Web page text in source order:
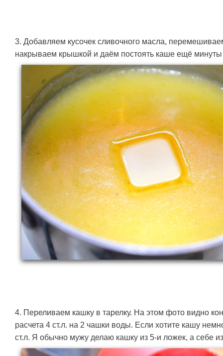
3. Добавляем кусочек сливочного масла,
накрываем крышкой и даём постоять каше ещё минуты
4. Переливаем кашку в тарелку. На этом фото видно
расчета 4 ст.л. на 2 чашки воды. Если хотите кашу
ст.л. Я обычно мужу делаю кашку из 5-и ложек, а себе